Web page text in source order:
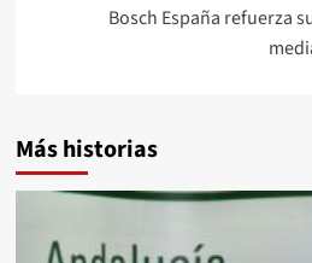
entradas
Bosch España refuerza
Más historias